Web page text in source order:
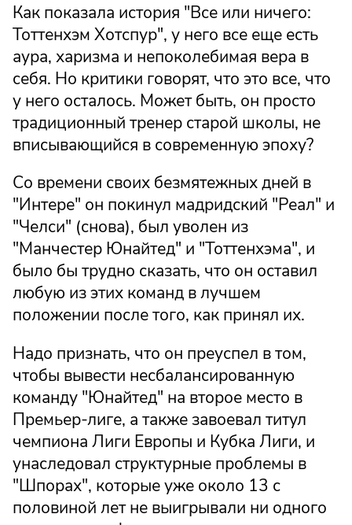
Как показала история "Все или ничего:
Тоттенхэм Хотспур", у него все еще есть
аура, харизма и непоколебимая вера в
себя. Но критики говорят, что это все, что
у него осталось. Может быть, он просто
традиционный тренер старой школы, не
вписывающийся в современную эпоху?
Со времени своих безмятежных дней в
"Интере" он покинул мадридский "Реал" и
"Челси" (снова), был уволен из
"Манчестер Юнайтед" и "Тоттенхэма", и
было бы трудно сказать, что он оставил
любую из этих команд в лучшем
положении после того, как принял их.
Надо признать, что он преуспел в том,
чтобы вывести несбалансированную
команду "Юнайтед" на второе место в
Премьер-лиге, а также завоевал титул
чемпиона Лиги Европы и Кубка Лиги, и
унаследовал структурные проблемы в
"Шпорах", которые уже около 13 с
половиной лет не выигрывали ни одного